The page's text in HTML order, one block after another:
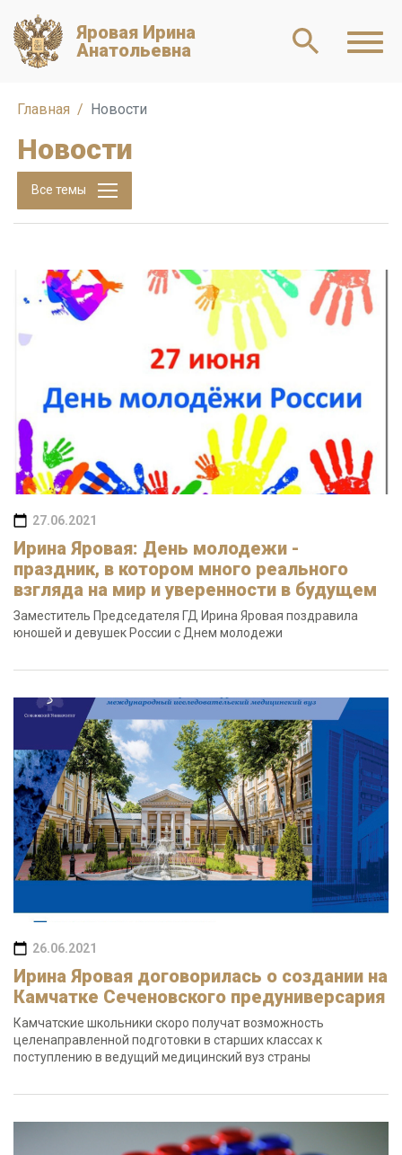
Яровая Ирина
Анатольевна
Главная Новости
Новости
Все темы
27.06.2021
Ирина Яровая: День молодежи -
праздник, в котором много реального
взгляда на мир и уверенности в будущем
Заместитель Председателя ГД Ирина Яровая поздравила
юношей и девушек России с Днем молодежи
26.06.2021
Ирина Яровая договорилась о создании на
Камчатке Сеченовского предуниверсария
Камчатские школьники скоро получат возможность
целенаправленной подготовки в старших классах к
поступлению в ведущий медицинский вуз страны